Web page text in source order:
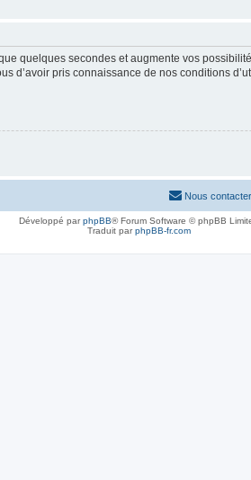
quelques secondes et augmente vos
d’avoir pris connaissance de nos conditions
Nous contacter
Développé parphpBB® Forum Software © phpBB
Traduit parphpBB-fr.com